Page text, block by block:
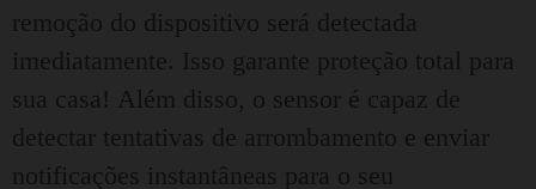
remoção do dispositivo será detectada
imediatamente. Isso garante proteção total para
sua casa! Além disso, o sensor é capaz de
detectar tentativas de arrombamento e enviar
notificações instantâneas para o seu